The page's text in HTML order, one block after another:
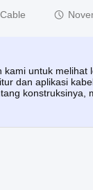
kami untuk
dan aplikasi
konstruksinya,